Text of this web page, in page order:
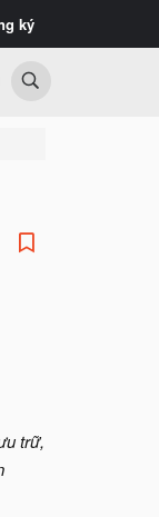
ký
trữ,